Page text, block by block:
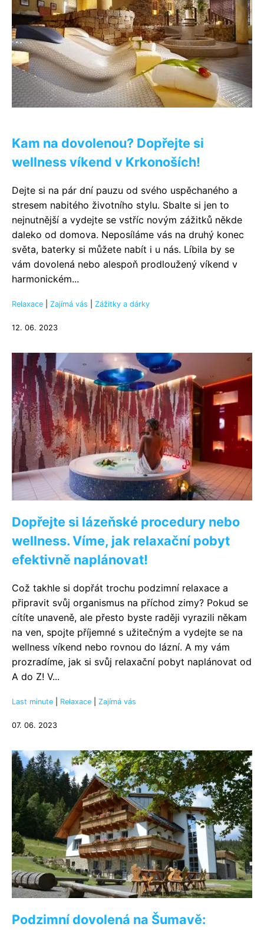
Kam na dovolenou? Dopřejte si
wellness víkend v Krkonoších!
Dejte si na pár dní pauzu od svého uspěchaného a
stresem nabitého životního stylu. Sbalte si jen to
nejnutnější a vydejte se vstříc novým zážitků někde
daleko od domova. Neposíláme vás na druhý konec
světa, baterky si můžete nabít i u nás. Líbila by se
vám dovolená nebo alespoň prodloužený víkend v
harmonickém...
Relaxace Zajímá vás Zážitky a dárky
12. 06. 2023
Dopřejte si lázeňské procedury nebo
wellness. Víme, jak relaxační pobyt
efektivně naplánovat!
Což takhle si dopřát trochu podzimní relaxace a
připravit svůj organismus na příchod zimy? Pokud se
cítíte unaveně, ale přesto byste raději vyrazili někam
na ven, spojte příjemné s užitečným a vydejte se na
wellness víkend nebo rovnou do lázní. A my vám
prozradíme, jak si svůj relaxační pobyt naplánovat od
A do Z! V...
Last minute Relaxace Zajímá vás
07. 06. 2023
Podzimní dovolená na Šumavě: